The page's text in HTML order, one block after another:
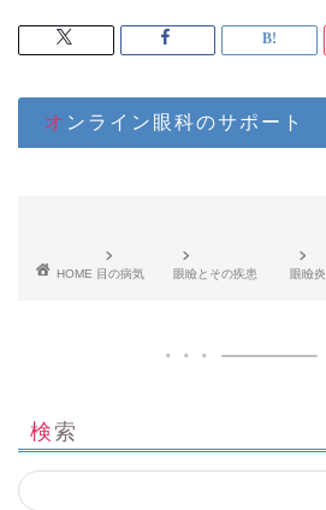
オンライン眼科のサポート
HOME 目の病気 眼瞼とその疾患 眼瞼炎
検索